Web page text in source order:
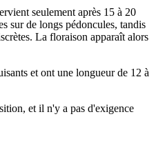
seulement après 15 à 20
sur de longs pédoncules, tandis
La floraison apparaît alors
et ont une longueur de 12 à
et il n'y a pas d'exigence